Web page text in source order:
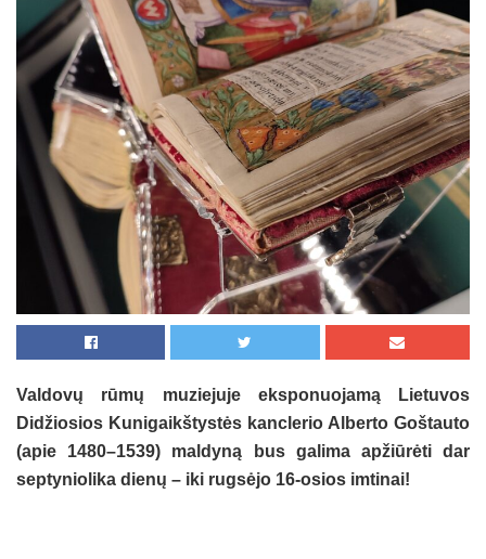
Valdovų rūmų muziejuje eksponuojamą Lietuvos
Didžiosios Kunigaikštystės kanclerio Alberto Goštauto
(apie 1480–1539) maldyną bus galima apžiūrėti dar
septyniolika dienų – iki rugsėjo 16-osios imtinai!